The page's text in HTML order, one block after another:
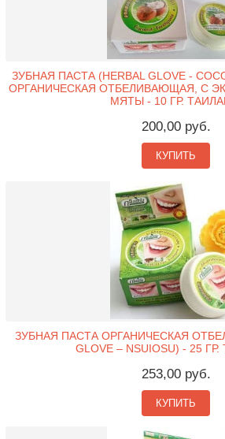
ЗУБНАЯ ПАСТА (HERBAL GLOVE -
ОРГАНИЧЕСКАЯ ОТБЕЛИВАЮЩАЯ, С
МЯТЫ - 10 ГР.
200,00 руб.
КУПИТЬ
ЗУБНАЯ ПАСТА ОРГАНИЧЕСКАЯ
GLOVE – NSUIOSU) - 25
253,00 руб.
КУПИТЬ